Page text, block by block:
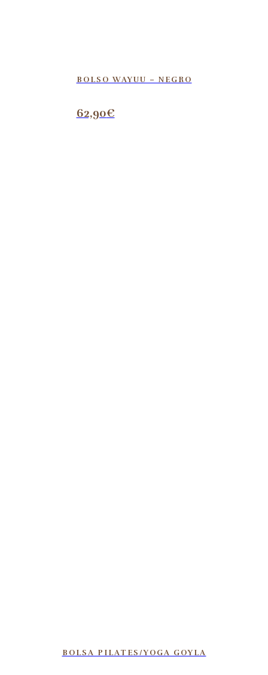
BOLSO WAYUU – NEGRO
62,90€
BOLSA PILATES/YOGA GOYLA